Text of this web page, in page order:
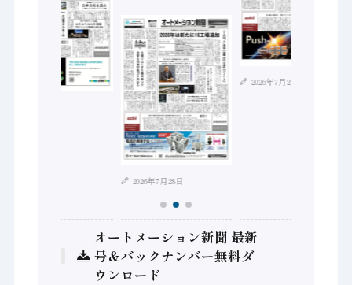
2026年7月28日
2026年7月21日
オートメーション新聞 最新
号＆バックナンバー無料ダ
ウンロード